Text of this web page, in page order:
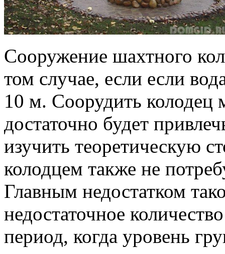
Сооружение шахтного
том случае, если если
10 м. Соорудить колодец
достаточно будет
изучить теоретическую
колодцем также не
Главным недостатком
недостаточное
период, когда уровень